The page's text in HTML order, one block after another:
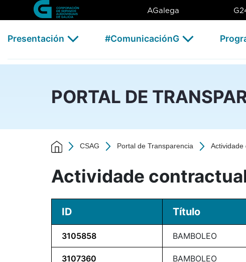
Skip to Main Content
Actividade contractual - 2021 -
AGalega
Presentación #ComunicaciónG
PORTAL DE
CSAG Portal de Transparencia Actividade
Actividade
ID Título
3105858 BAMBOLEO
3107360 BAMBOLEO